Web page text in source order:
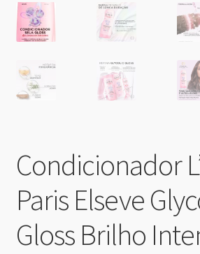
Condicionador
Paris Elseve
Gloss Brilho